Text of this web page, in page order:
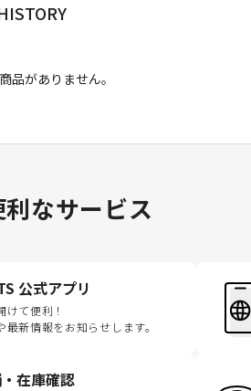
品がありません。
なサービス
公式アプリ
て便利！
新情報をお知らせします。
在庫確認